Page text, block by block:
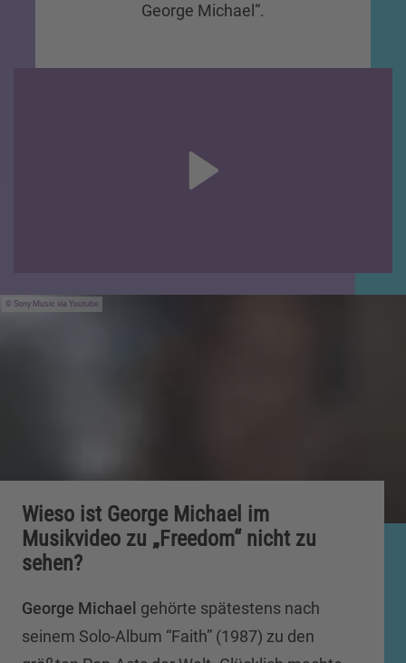
George Michael“.
Sony Music via Youtube
Wieso ist George Michael im
Musikvideo zu „Freedom“ nicht zu
sehen?
George Michael gehörte spätestens nach
seinem Solo-Album “Faith” (1987) zu den